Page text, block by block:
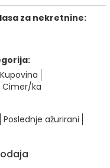
za nekretnine:
Kupovina
Cimer/ka
Poslednje ažurirani